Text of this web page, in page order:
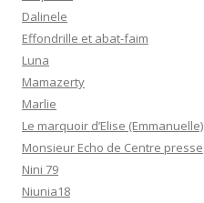
Dalinele
Effondrille et abat-faim
Luna
Mamazerty
Marlie
Le marquoir d’Elise (Emmanuelle)
Monsieur Echo de Centre presse
Nini 79
Niunia18